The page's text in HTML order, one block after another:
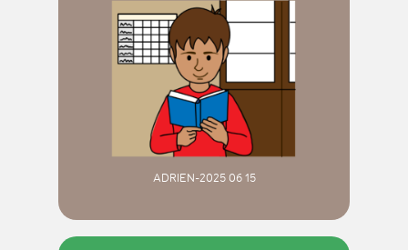
ADRIEN-2025 06 15